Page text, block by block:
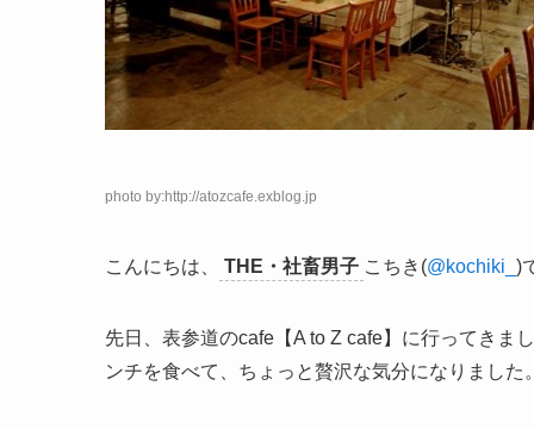
photo by:http://atozcafe.exblog.jp
こんにちは、 THE・社畜男子 こちき(@kochiki_ )
先日、表参道のcafe【A to Z cafe】に行ってきま
ンチを食べて、ちょっと贅沢な気分になりました